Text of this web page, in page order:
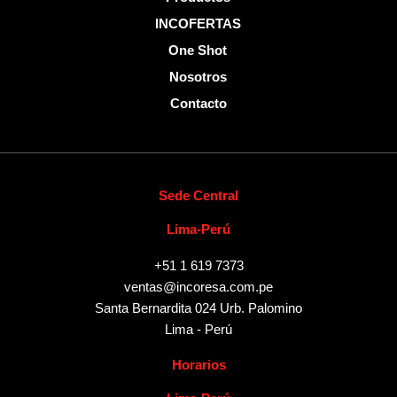
INCOFERTAS
One Shot
Nosotros
Contacto
Sede Central
Lima-Perú
+51 1 619 7373
ventas@incoresa.com.pe
Santa Bernardita 024 Urb. Palomino
Lima - Perú
Horarios